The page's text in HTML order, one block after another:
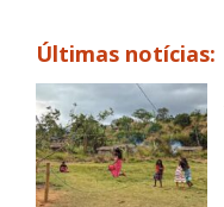
Últimas notícias: